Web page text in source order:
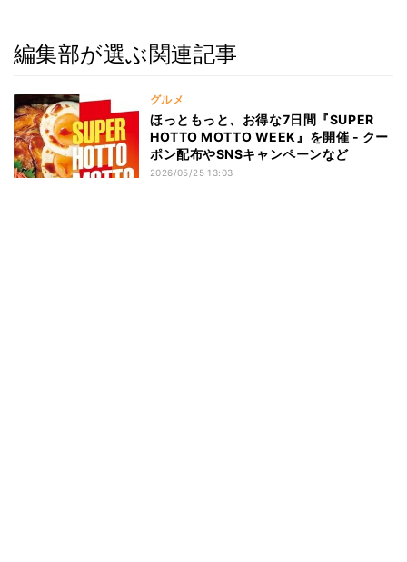
編集部が選ぶ関連記事
グルメ
ほっともっと、お得な7日間『SUPER
HOTTO MOTTO WEEK』を開催 - クー
ポン配布やSNSキャンペーンなど
2026/05/25 13:03